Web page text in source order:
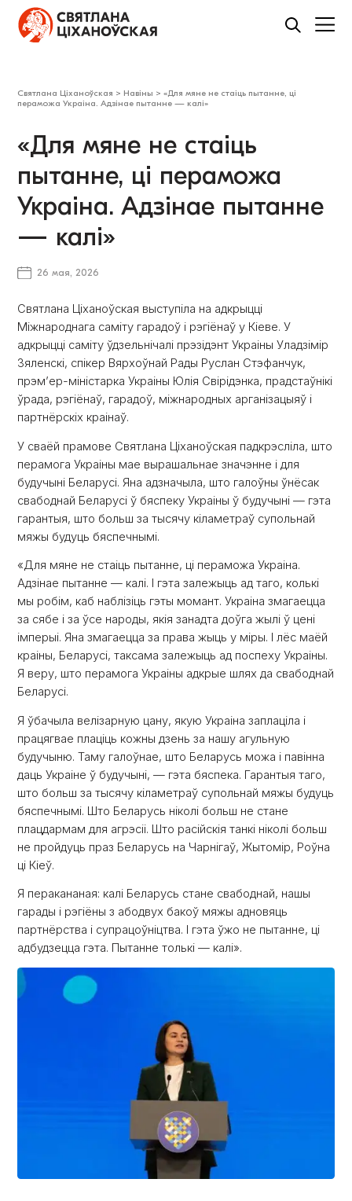
Святлана Ціханоўская > Навіны >«Для мяне не стаіць пытанне, ці
пераможа Украіна. Адзінае пытанне — калі»
«Для мяне не стаіць
пытанне, ці пераможа
Украіна. Адзінае пытанне
— калі»
26 мая, 2026
Святлана Ціханоўская выступіла на адкрыцці
Міжнароднага саміту гарадоў і рэгіёнаў у Кіеве. У
адкрыцці саміту ўдзельнічалі прэзідэнт Украіны Уладзімір
Зяленскі, спікер Вярхоўнай Рады Руслан Стэфанчук,
прэм’ер-міністарка Украіны Юлія Свірідэнка, прадстаўнікі
ўрада, рэгіёнаў, гарадоў, міжнародных арганізацыяў і
партнёрскіх краінаў.
У сваёй прамове Святлана Ціханоўская падкрэсліла, што
перамога Украіны мае вырашальнае значэнне і для
будучыні Беларусі. Яна адзначыла, што галоўны ўнёсак
свабоднай Беларусі ў бяспеку Украіны ў будучыні — гэта
гарантыя, што больш за тысячу кіламетраў супольнай
мяжы будуць бяспечнымі.
«Для мяне не стаіць пытанне, ці пераможа Украіна.
Адзінае пытанне — калі. І гэта залежыць ад таго, колькі
мы робім, каб наблізіць гэты момант. Украіна змагаецца
за сябе і за ўсе народы, якія занадта доўга жылі ў цені
імперыі. Яна змагаецца за права жыць у міры. І лёс маёй
краіны, Беларусі, таксама залежыць ад поспеху Украіны.
Я веру, што перамога Украіны адкрые шлях да свабоднай
Беларусі.
Я ўбачыла велізарную цану, якую Украіна заплаціла і
працягвае плаціць кожны дзень за нашу агульную
будучыню. Таму галоўнае, што Беларусь можа і павінна
даць Украіне ў будучыні, — гэта бяспека. Гарантыя таго,
што больш за тысячу кіламетраў супольнай мяжы будуць
бяспечнымі. Што Беларусь ніколі больш не стане
плацдармам для агрэсіі. Што расійскія танкі ніколі больш
не пройдуць праз Беларусь на Чарнігаў, Жытомір, Роўна
ці Кіеў.
Я перакананая: калі Беларусь стане свабоднай, нашы
гарады і рэгіёны з абодвух бакоў мяжы адновяць
партнёрства і супрацоўніцтва. І гэта ўжо не пытанне, ці
адбудзецца гэта. Пытанне толькі — калі».